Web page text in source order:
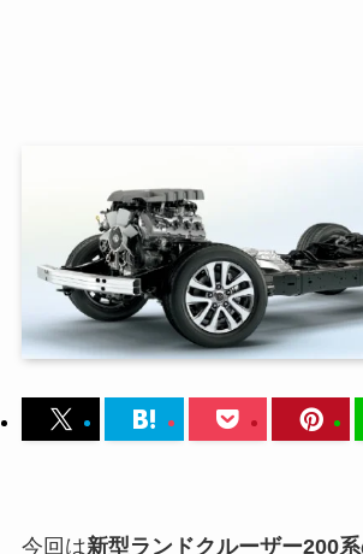
今回は新型ランドクルーザー200